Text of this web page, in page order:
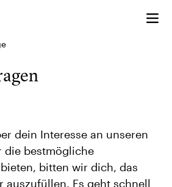
dein Interesse an unseren
die bestmögliche
bitten wir dich, das
auszufüllen. Es geht schnell